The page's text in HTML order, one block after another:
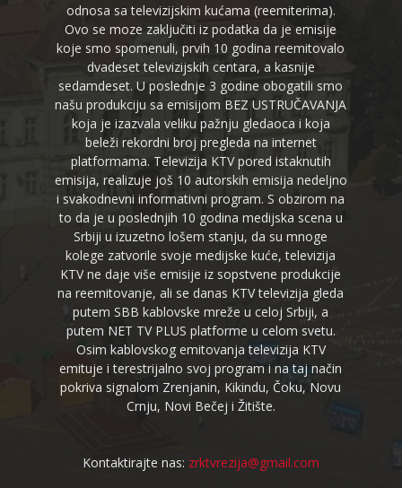
odnosa sa televizijskim kućama (reemiterima).
Ovo se moze zaključiti iz podatka da je emisije
koje smo spomenuli, prvih 10 godina reemitovalo
dvadeset televizijskih centara, a kasnije
sedamdeset. U poslednje 3 godine obogatili smo
našu produkciju sa emisijom BEZ USTRUČAVANJA
koja je izazvala veliku pažnju gledaoca i koja
beleži rekordni broj pregleda na internet
platformama. Televizija KTV pored istaknutih
emisija, realizuje još 10 autorskih emisija nedeljno
i svakodnevni informativni program. S obzirom na
to da je u poslednjih 10 godina medijska scena u
Srbiji u izuzetno lošem stanju, da su mnoge
kolege zatvorile svoje medijske kuće, televizija
KTV ne daje više emisije iz sopstvene produkcije
na reemitovanje, ali se danas KTV televizija gleda
putem SBB kablovske mreže u celoj Srbiji, a
putem NET TV PLUS platforme u celom svetu.
Osim kablovskog emitovanja televizija KTV
emituje i terestrijalno svoj program i na taj način
pokriva signalom Zrenjanin, Kikindu, Čoku, Novu
Crnju, Novi Bečej i Žitište.
Kontaktirajte nas: zrktvrezija@gmail.com